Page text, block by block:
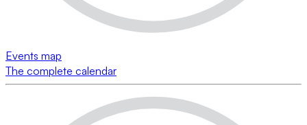
Events map
The complete calendar